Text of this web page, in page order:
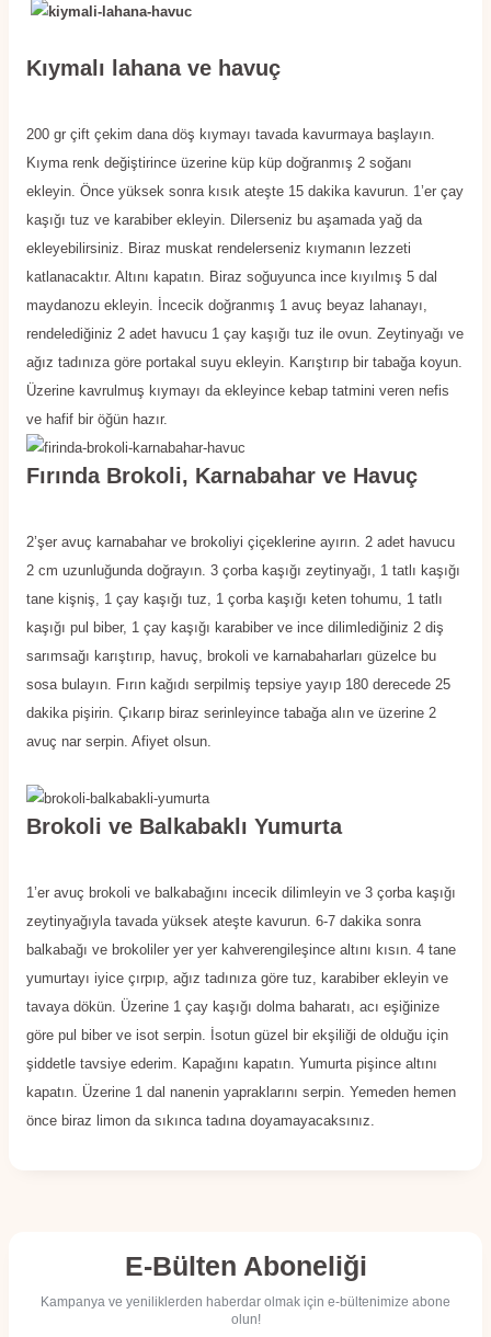
Kıymalı lahana ve havuç
200 gr çift çekim dana döş kıymayı tavada kavurmaya başlayın.
Kıyma renk değiştirince üzerine küp küp doğranmış 2 soğanı
ekleyin. Önce yüksek sonra kısık ateşte 15 dakika kavurun. 1’er çay
kaşığı tuz ve karabiber ekleyin. Dilerseniz bu aşamada yağ da
ekleyebilirsiniz. Biraz muskat rendelerseniz kıymanın lezzeti
katlanacaktır. Altını kapatın. Biraz soğuyunca ince kıyılmış 5 dal
maydanozu ekleyin. İncecik doğranmış 1 avuç beyaz lahanayı,
rendelediğiniz 2 adet havucu 1 çay kaşığı tuz ile ovun. Zeytinyağı ve
ağız tadınıza göre portakal suyu ekleyin. Karıştırıp bir tabağa koyun.
Üzerine kavrulmuş kıymayı da ekleyince kebap tatmini veren nefis
ve hafif bir öğün hazır.
Fırında Brokoli, Karnabahar ve Havuç
2’şer avuç karnabahar ve brokoliyi çiçeklerine ayırın. 2 adet havucu
2 cm uzunluğunda doğrayın. 3 çorba kaşığı zeytinyağı, 1 tatlı kaşığı
tane kişniş, 1 çay kaşığı tuz, 1 çorba kaşığı keten tohumu, 1 tatlı
kaşığı pul biber, 1 çay kaşığı karabiber ve ince dilimlediğiniz 2 diş
sarımsağı karıştırıp, havuç, brokoli ve karnabaharları güzelce bu
sosa bulayın. Fırın kağıdı serpilmiş tepsiye yayıp 180 derecede 25
dakika pişirin. Çıkarıp biraz serinleyince tabağa alın ve üzerine 2
avuç nar serpin. Afiyet olsun.
Brokoli ve Balkabaklı Yumurta
1’er avuç brokoli ve balkabağını incecik dilimleyin ve 3 çorba kaşığı
zeytinyağıyla tavada yüksek ateşte kavurun. 6-7 dakika sonra
balkabağı ve brokoliler yer yer kahverengileşince altını kısın. 4 tane
yumurtayı iyice çırpıp, ağız tadınıza göre tuz, karabiber ekleyin ve
tavaya dökün. Üzerine 1 çay kaşığı dolma baharatı, acı eşiğinize
göre pul biber ve isot serpin. İsotun güzel bir ekşiliği de olduğu için
şiddetle tavsiye ederim. Kapağını kapatın. Yumurta pişince altını
kapatın. Üzerine 1 dal nanenin yapraklarını serpin. Yemeden hemen
önce biraz limon da sıkınca tadına doyamayacaksınız.
E-Bülten Aboneliği
Kampanya ve yeniliklerden haberdar olmak için e-bültenimize abone
olun!